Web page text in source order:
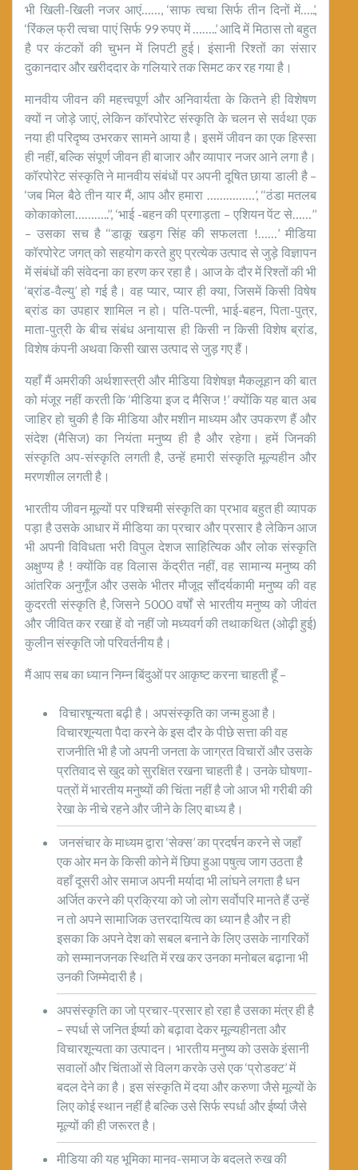
भी खिली-खिली नजर आएं……, ‘साफ त्वचा सिर्फ तीन दिनों में…..’,
‘रिंकल फ्री त्वचा पाएं सिर्फ 99 रुपए में ……..’ आदि में मिठास तो बहुत
है पर कंटकों की चुभन में लिपटी हुई। इंसानी रिश्तों का संसार
दुकानदार और खरीददार के गलियारे तक सिमट कर रह गया है।
मानवीय जीवन की महत्त्वपूर्ण और अनिवार्यता के कितने ही विशेषण
क्यों न जोड़े जाएं, लेकिन कॉरपोरेट संस्कृति के चलन से सर्वथा एक
नया ही परिदृष्य उभरकर सामने आया है। इसमें जीवन का एक हिस्सा
ही नहीं, बल्कि संपूर्ण जीवन ही बाजार और व्यापार नजर आने लगा है।
कॉरपोरेट संस्कृति ने मानवीय संबंधों पर अपनी दूषित छाया डाली है –
‘जब मिल बैठे तीन यार मैं, आप और हमारा ……………’, ‘‘ठंडा मतलब
कोकाकोला………..’’, ‘भाई -बहन की प्रगाड़ता – एशियन पेंट से……’’
– उसका सच है ‘‘डाकू खड़ग सिंह की सफलता !……’ मीडिया
कॉरपोरेट जगत् को सहयोग करते हुए प्रत्येक उत्पाद से जुड़े विज्ञापन
में संबंधों की संवेदना का हरण कर रहा है। आज के दौर में रिश्तों की भी
‘ब्रांड-वैल्यु’ हो गई है। वह प्यार, प्यार ही क्या, जिसमें किसी विषेष
ब्रांड का उपहार शामिल न हो। पति-पत्नी, भाई-बहन, पिता-पुत्र,
माता-पुत्री के बीच संबंध अनायास ही किसी न किसी विशेष ब्रांड,
विशेष कंपनी अथवा किसी खास उत्पाद से जुड़ गए हैं।
यहाँ मैं अमरीकी अर्थशास्त्री और मीडिया विशेषज्ञ मैकलूहान की बात
को मंजूर नहीं करती कि ‘मीडिया इज द मैसिज !’ क्योंकि यह बात अब
जाहिर हो चुकी है कि मीडिया और मशीन माध्यम और उपकरण हैं और
संदेश (मैसिज) का नियंता मनुष्य ही है और रहेगा। हमें जिनकी
संस्कृति अप-संस्कृति लगती है, उन्हें हमारी संस्कृति मूल्यहीन और
मरणशील लगती है।
भारतीय जीवन मूल्यों पर पश्चिमी संस्कृति का प्रभाव बहुत ही व्यापक
पड़ा है उसके आधार में मीडिया का प्रचार और प्रसार है लेकिन आज
भी अपनी विविधता भरी विपुल देशज साहित्यिक और लोक संस्कृति
अक्षुण्य है ! क्योंकि वह विलास केंद्रीत नहीं, वह सामान्य मनुष्य की
आंतरिक अनुगूँज और उसके भीतर मौजूद सौंदर्यकामी मनुष्य की वह
कुदरती संस्कृति है, जिसने 5000 वर्षों से भारतीय मनुष्य को जीवंत
और जीवित कर रखा हें वो नहीं जो मध्यवर्ग की तथाकथित (ओढ़ी हुई)
कुलीन संस्कृति जो परिवर्तनीय है।
मैं आप सब का ध्यान निम्न बिंदुओं पर आकृष्ट करना चाहती हूँ –
विचारषून्यता बढ़ी है। अपसंस्कृति का जन्म हुआ है।
विचारशून्यता पैदा करने के इस दौर के पीछे सत्ता की वह
राजनीति भी है जो अपनी जनता के जाग्रत विचारों और उसके
प्रतिवाद से खुद को सुरक्षित रखना चाहती है। उनके घोषणा-
पत्रों में भारतीय मनुष्यों की चिंता नहीं है जो आज भी गरीबी की
रेखा के नीचे रहने और जीने के लिए बाध्य है।
जनसंचार के माध्यम द्वारा ‘सेक्स’ का प्रदर्षन करने से जहाँ
एक ओर मन के किसी कोने में छिपा हुआ पषुत्व जाग उठता है
वहाँ दूसरी ओर समाज अपनी मर्यादा भी लांघने लगता है धन
अर्जित करने की प्रक्रिया को जो लोग सर्वोपरि मानते हैं उन्हें
न तो अपने सामाजिक उत्तरदायित्व का ध्यान है और न ही
इसका कि अपने देश को सबल बनाने के लिए उसके नागरिकों
को सम्मानजनक स्थिति में रख कर उनका मनोबल बढ़ाना भी
उनकी जिम्मेदारी है।
अपसंस्कृति का जो प्रचार-प्रसार हो रहा है उसका मंत्र ही है
– स्पर्धा से जनित ईर्ष्या को बढ़ावा देकर मूल्यहीनता और
विचारशून्यता का उत्पादन। भारतीय मनुष्य को उसके इंसानी
सवालों और चिंताओं से विलग करके उसे एक ‘प्रोडक्ट’ में
बदल देने का है। इस संस्कृति में दया और करुणा जैसे मूल्यों के
लिए कोई स्थान नहीं है बल्कि उसे सिर्फ स्पर्धा और ईर्ष्या जैसे
मूल्यों की ही जरूरत है।
मीडिया की यह भूमिका मानव-समाज के बदलते रुख की